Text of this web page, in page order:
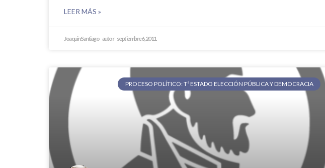
LEER MÁS »
Joaquin Santiago septiembre 6, 2011
PROCESO POLÍTICO: Tª ESTADO ELECCIÓN PÚBLICA Y DEMOCRACIA